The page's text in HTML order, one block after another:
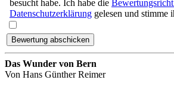
besucht habe. Ich habe die
Datenschutzerklärung gelesen und stimme
Das Wunder von Bern
Von Hans Günther Reimer